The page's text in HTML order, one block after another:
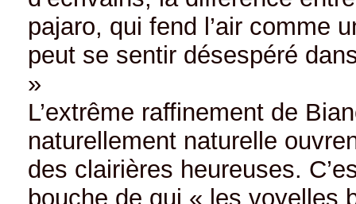
pajaro, qui fend l’air comme
peut se sentir désespéré
»
L’extrême raffinement de
naturellement naturelle
des clairières heureuses.
bouche de qui « les voyelles